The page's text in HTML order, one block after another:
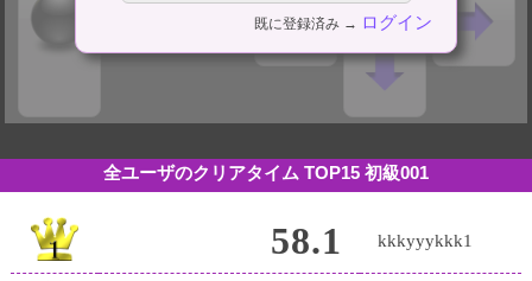
既に登録済み → ログイン
全ユーザのクリアタイム TOP15 初級001
58.1 kkkyyykkk1